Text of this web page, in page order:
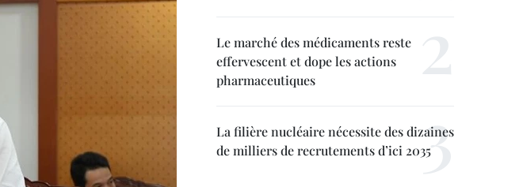
Le marché des médicaments reste
effervescent et dope les actions
pharmaceutiques
La filière nucléaire nécessite des dizaines
de milliers de recrutements d’ici 2035